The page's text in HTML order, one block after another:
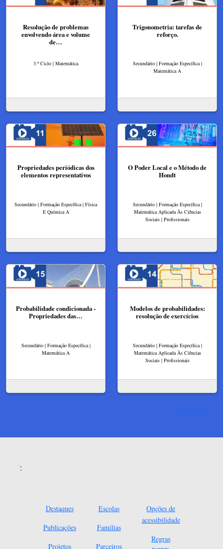
Resolução de problemas
envolvendo área e volume
de…
3.º Ciclo | Matemática
Trigonometria: tarefas de
reforço.
Secundário | Formação Específica |
Matemática A
Propriedades periódicas dos
elementos representativos
Secundário | Formação Específica | Física
E Química A
O Poder Local e o Método de
Hondt
Secundário | Formação Específica |
Matemática Aplicada Às Ciências
Sociais | Profissionais
Probabilidade condicionada -
Propriedades das…
Secundário | Formação Específica |
Matemática A
Modelos de probabilidades:
resolução de exercícios
Secundário | Formação Específica |
Matemática Aplicada Às Ciências
Sociais | Profissionais
Ver mais
Destaques
Publicações
Projetos
Escolas
Famílias
Parceiros
Opções de
acessibilidade
Regras